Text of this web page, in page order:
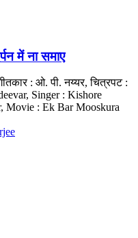
में ना समाए
: ओ. पी. नय्यर, चित्रपट :
Singer : Kishore
Movie : Ek Bar Mooskura